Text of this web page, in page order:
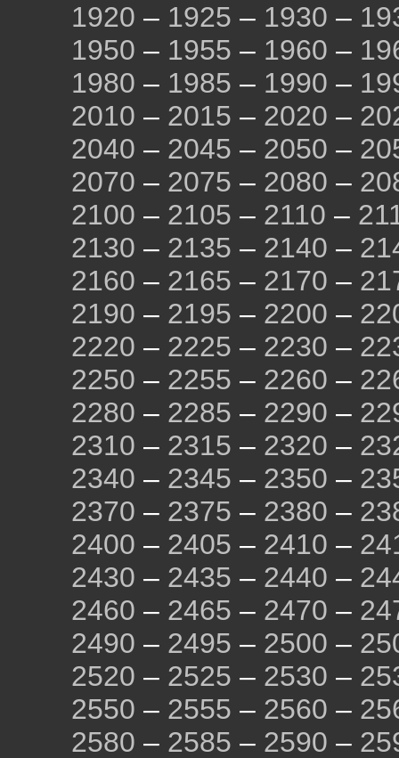
1920 – 1925 – 1930 –
1950 – 1955 – 1960 –
1980 – 1985 – 1990 –
2010 – 2015 – 2020 –
2040 – 2045 – 2050 –
2070 – 2075 – 2080 –
2100 – 2105 – 2110 –
2130 – 2135 – 2140 –
2160 – 2165 – 2170 –
2190 – 2195 – 2200 –
2220 – 2225 – 2230 –
2250 – 2255 – 2260 –
2280 – 2285 – 2290 –
2310 – 2315 – 2320 –
2340 – 2345 – 2350 –
2370 – 2375 – 2380 –
2400 – 2405 – 2410 –
2430 – 2435 – 2440 –
2460 – 2465 – 2470 –
2490 – 2495 – 2500 –
2520 – 2525 – 2530 –
2550 – 2555 – 2560 –
2580 – 2585 – 2590 –